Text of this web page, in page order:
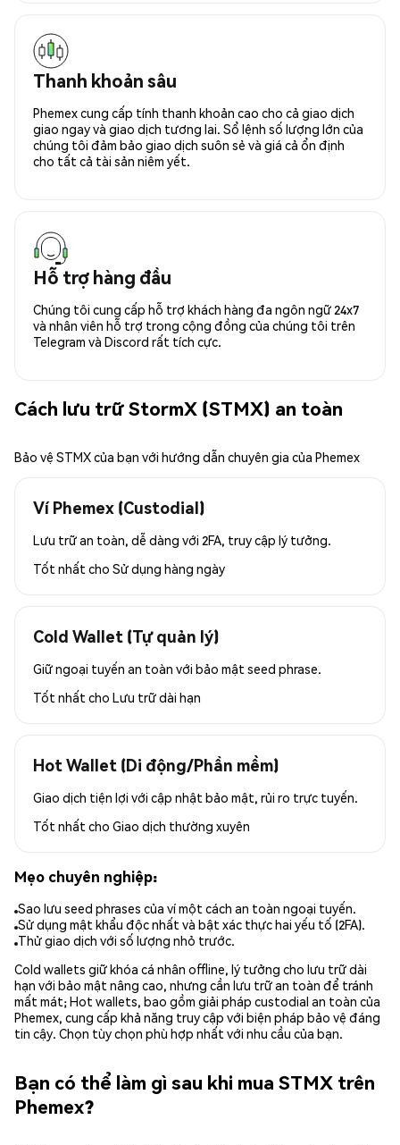
Thanh khoản sâu
Phemex cung cấp tính thanh khoản cao cho cả giao dịch
giao ngay và giao dịch tương lai. Sổ lệnh số lượng lớn của
chúng tôi đảm bảo giao dịch suôn sẻ và giá cả ổn định
cho tất cả tài sản niêm yết.
Hỗ trợ hàng đầu
Chúng tôi cung cấp hỗ trợ khách hàng đa ngôn ngữ 24x7
và nhân viên hỗ trợ trong cộng đồng của chúng tôi trên
Telegram và Discord rất tích cực.
Cách lưu trữ StormX (STMX) an toàn
Bảo vệ STMX của bạn với hướng dẫn chuyên gia của Phemex
Ví Phemex (Custodial)
Lưu trữ an toàn, dễ dàng với 2FA, truy cập lý tưởng.
Tốt nhất cho Sử dụng hàng ngày
Cold Wallet (Tự quản lý)
Giữ ngoại tuyến an toàn với bảo mật seed phrase.
Tốt nhất cho Lưu trữ dài hạn
Hot Wallet (Di động/Phần mềm)
Giao dịch tiện lợi với cập nhật bảo mật, rủi ro trực tuyến.
Tốt nhất cho Giao dịch thường xuyên
Mẹo chuyên nghiệp:
Sao lưu seed phrases của ví một cách an toàn ngoại tuyến.
Sử dụng mật khẩu độc nhất và bật xác thực hai yếu tố (2FA).
Thử giao dịch với số lượng nhỏ trước.
Cold wallets giữ khóa cá nhân offline, lý tưởng cho lưu trữ dài
hạn với bảo mật nâng cao, nhưng cần lưu trữ an toàn để tránh
mất mát; Hot wallets, bao gồm giải pháp custodial an toàn của
Phemex, cung cấp khả năng truy cập với biện pháp bảo vệ đáng
tin cậy. Chọn tùy chọn phù hợp nhất với nhu cầu của bạn.
Bạn có thể làm gì sau khi mua STMX trên
Phemex?